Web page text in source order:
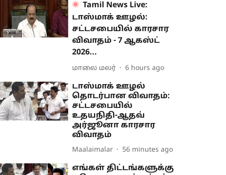
Tamil News Live:
டாஸ்மாக் ஊழல்:
சட்டசபையில் காரசார
விவாதம் - 7 ஆகஸ்ட்
2026...
மாலை மலர் 6 hours ago
டாஸ்மாக் ஊழல்
தொடர்பான விவாதம்:
சட்டசபையில்
உதயநிதி-ஆதவ்
அர்ஜூனா காரசார
விவாதம்
Maalaimalar 56 minutes ago
எங்கள் திட்டங்களுக்கு